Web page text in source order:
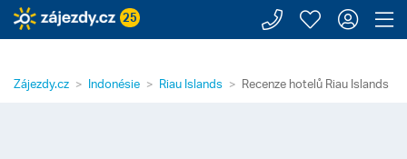
25 Zavolejte
Moje
Zájezdy.cz Indonésie Riau Islands Recenze hotelů Riau Islands